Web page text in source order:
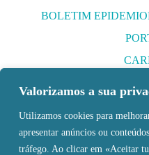
Valorizamos a sua
Utilizamos cookies para
apresentar anúncios ou
tráfego. Ao clicar em «Aceitar
BOLETIM
Ed.
Rua